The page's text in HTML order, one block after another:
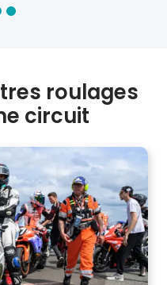
roulages
circuit